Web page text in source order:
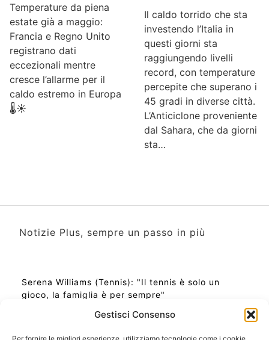
Gestisci Consenso
Temperature da piena
estate già a maggio:
Francia e Regno Unito
registrano dati
eccezionali mentre
cresce l’allarme per il
caldo estremo in Europa
🌡️☀️
Il caldo torrido che sta
investendo l’Italia in
questi giorni sta
raggiungendo livelli
record, con temperature
percepite che superano i
45 gradi in diverse città.
L’Anticiclone proveniente
dal Sahara, che da giorni
sta…
Notizie Plus, sempre un passo in più
Serena Williams (Tennis): "Il tennis è solo un
gioco, la famiglia è per sempre"